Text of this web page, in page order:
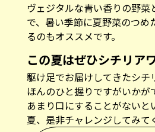
ヴェジタルな青い香りの野菜
で、暑い季節に夏野菜のつめ
るのもオススメです。
この夏はぜひシチリア
駆け足でお届けしてきたシチ
ほんのひと握りですがいかが
あまり口にすることがないと
夏、是非チャレンジしてみて